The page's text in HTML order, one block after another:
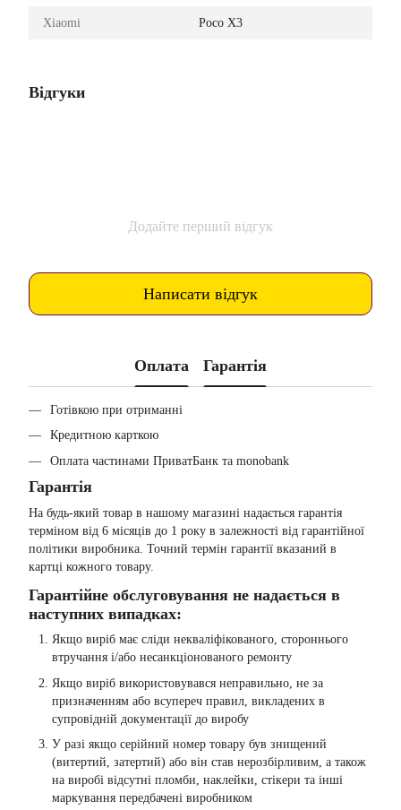
Xiaomi Poco X3
Відгуки
Додайте перший відгук
Написати відгук
Оплата Гарантія
Готівкою при отриманні
Кредитною карткою
Оплата частинами ПриватБанк та monobank
Гарантія
На будь-який товар в нашому магазині надається гарантія
терміном від 6 місяців до 1 року в залежності від гарантійної
політики виробника. Точний термін гарантії вказаний в
картці кожного товару.
Гарантійне обслуговування не надається в
наступних випадках:
Якщо виріб має сліди некваліфікованого, стороннього
втручання і/або несанкціонованого ремонту
Якщо виріб використовувався неправильно, не за
призначенням або всупереч правил, викладених в
супровідній документації до виробу
У разі якщо серійний номер товару був знищений
(витертий, затертий) або він став нерозбірливим, а також
на виробі відсутні пломби, наклейки, стікери та інші
маркування передбачені виробником